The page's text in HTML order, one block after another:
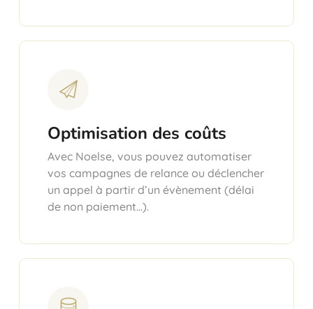
Optimisation des coûts
Avec Noelse, vous pouvez automatiser
vos campagnes de relance ou déclencher
un appel à partir d’un évènement (délai
de non paiement…).